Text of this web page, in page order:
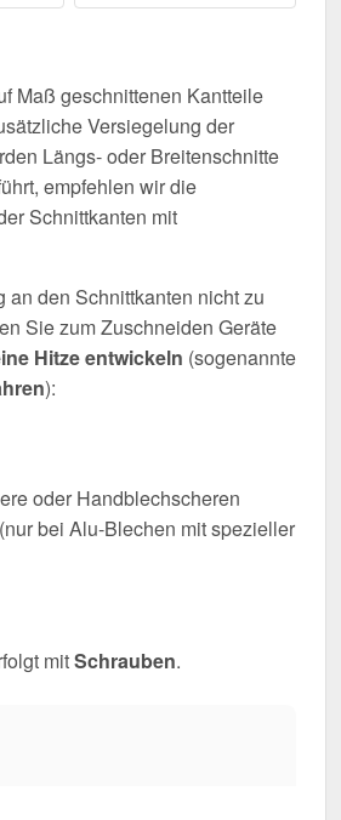
Maß geschnittenen Kantteile
Versiegelung der
Längs- oder Breitenschnitte
empfehlen wir die
Schnittkanten mit
an den Schnittkanten nicht zu
Sie zum Zuschneiden Geräte
Hitze entwickeln (sogenannte
):
oder Handblechscheren
bei Alu-Blechen mit spezieller
mitSchrauben.